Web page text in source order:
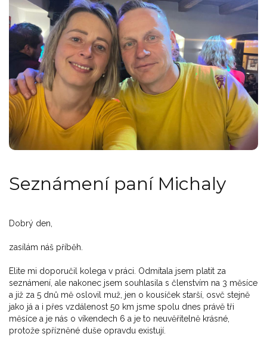
Seznámení paní Michaly
Dobrý den,
zasílám náš příběh.
Elite mi doporučil kolega v práci. Odmítala jsem platit za
seznámení, ale nakonec jsem souhlasila s členstvím na 3 měsíce
a již za 5 dnů mě oslovil muž, jen o kousíček starší, osvč stejně
jako já a i přes vzdálenost 50 km jsme spolu dnes právě tři
měsíce a je nás o víkendech 6 a je to neuvěřitelně krásné,
protože spřízněné duše opravdu existují.